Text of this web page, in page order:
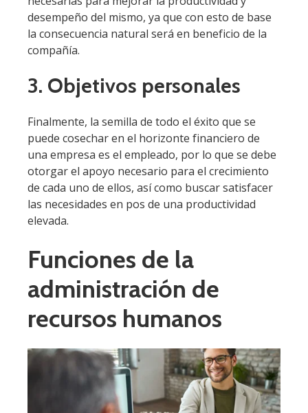
desempeño del mismo, ya que con esto de base
la consecuencia natural será en beneficio de la
compañía.
3. Objetivos personales
Finalmente, la semilla de todo el éxito que se
puede cosechar en el horizonte financiero de
una empresa es el empleado, por lo que se debe
otorgar el apoyo necesario para el crecimiento
de cada uno de ellos, así como buscar satisfacer
las necesidades en pos de una productividad
elevada.
Funciones de la
administración de
recursos humanos